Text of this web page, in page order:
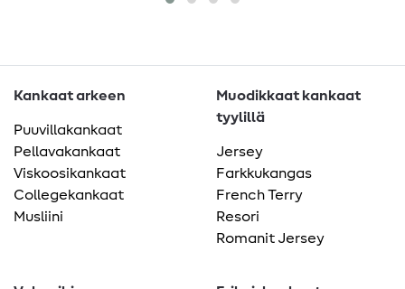
Kankaat arkeen
Puuvillakankaat
Pellavakankaat
Viskoosikankaat
Collegekankaat
Musliini
Muodikkaat kankaat
tyylillä
Jersey
Farkkukangas
French Terry
Resori
Romanit Jersey